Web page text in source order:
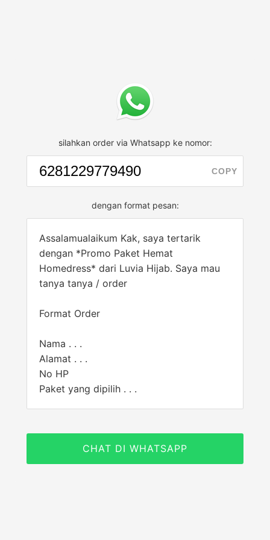
silahkan order via Whatsapp ke nomor:
COPY
dengan format pesan:
Assalamualaikum Kak, saya tertarik
dengan *Promo Paket Hemat
Homedress* dari Luvia Hijab. Saya mau
tanya tanya / order
Format Order
Nama . . .
Alamat . . .
No HP
Paket yang dipilih . . .
CHAT DI WHATSAPP